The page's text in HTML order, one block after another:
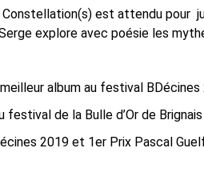
est attendu pour
explore avec poésie les
album au festival BDécines
festival de la Bulle d’Or de
2019 et 1er Prix Pascal